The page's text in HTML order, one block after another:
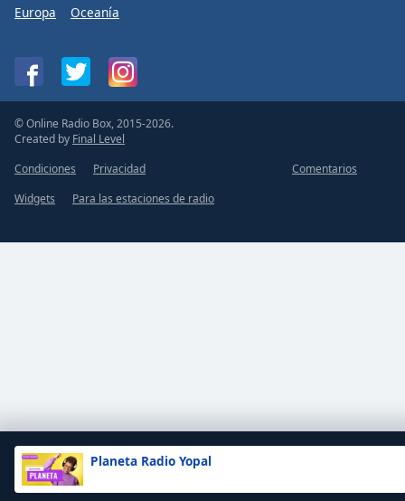
Planeta Radio Yopal
Europa
Oceanía
© Online Radio Box, 2015-2026.
Created by Final Level
Condiciones
Privacidad
Comentarios
Widgets
Para las estaciones de radio